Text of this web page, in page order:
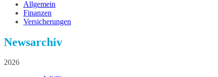
Allgemein
Finanzen
Versicherungen
Newsarchiv
2026